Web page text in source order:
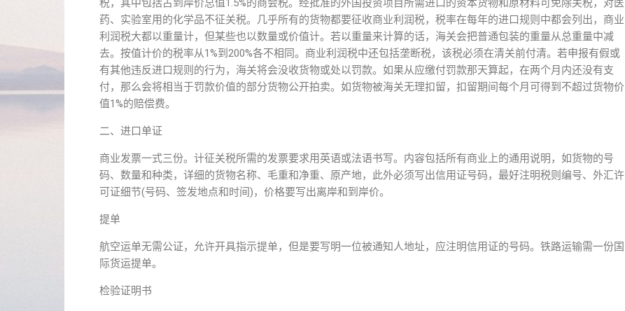
税，其中包括占到岸价总值1.5%的商会税。经批准的外国投资项目所需进口的资本货物和原材料可免除关税，对医
药、实验室用的化学品不征关税。几乎所有的货物都要征收商业利润税，税率在每年的进口规则中都会列出，商业
利润税大都以重量计，但某些也以数量或价值计。若以重量来计算的话，海关会把普通包装的重量从总重量中减
去。按值计价的税率从1%到200%各不相同。商业利润税中还包括垄断税，该税必须在清关前付清。若申报有假或
有其他违反进口规则的行为，海关将会没收货物或处以罚款。如果从应缴付罚款那天算起，在两个月内还没有支
付，那么会将相当于罚款价值的部分货物公开拍卖。如货物被海关无理扣留，扣留期间每个月可得到不超过货物价
值1%的赔偿费。
二、进口单证
商业发票一式三份。计征关税所需的发票要求用英语或法语书写。内容包括所有商业上的通用说明，如货物的号
码、数量和种类，详细的货物名称、毛重和净重、原产地，此外必须写出信用证号码，最好注明税则编号、外汇许
可证细节(号码、签发地点和时间)，价格要写出离岸和到岸价。
提单
航空运单无需公证，允许开具指示提单，但是要写明一位被通知人地址，应注明信用证的号码。铁路运输需一份国
际货运提单。
检验证明书